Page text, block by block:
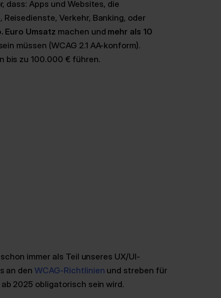
dass: Apps und Websites, die
Verkehr, Banking, oder
Euro Umsatz machen und mehr als 10
müssen (WCAG 2.1 AA-konform).
bis zu 100.000 € führen.
immer als Teil unseres UX/UI-
an denWCAG-Richtlinien und streben für
2025 obligatorisch sein wird.